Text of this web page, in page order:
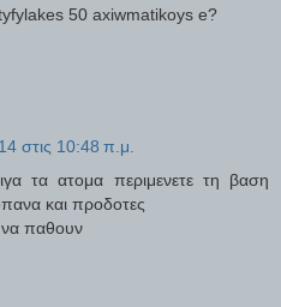
50 axiwmatikoys e?
στις 10:48 π.μ.
τα ατομα περιμενετε τη βαση
και προδοτες
να παθουν